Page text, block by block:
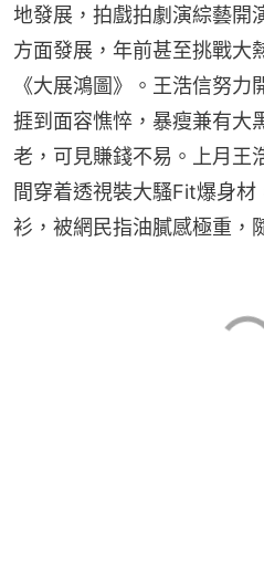
地發展，拍戲拍劇演綜藝開
方面發展，年前甚至挑戰大
《大展鴻圖》。王浩信努
捱到面容憔悴，暴瘦兼有大
老，可見賺錢不易。上月王
間穿着透視裝大騷Fit爆身
衫，被網民指油膩感極重，